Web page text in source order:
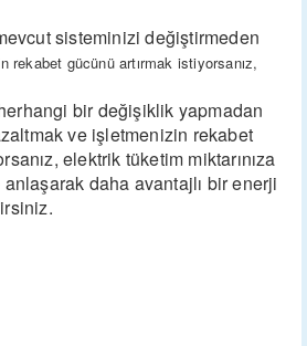
sisteminizi değiştirmeden
rekabet gücünü artırmak istiyorsanız,
bir değişiklik yapmadan
ve işletmenizin rekabet
elektrik tüketim miktarınıza
daha avantajlı bir enerji